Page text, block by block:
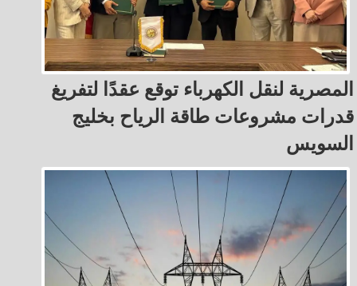
المصرية لنقل الكهرباء توقع عقدًا لتفريغ
قدرات مشروعات طاقة الرياح بخليج
السويس